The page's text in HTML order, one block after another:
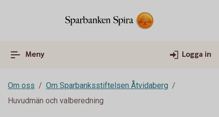
Meny Logga in
Om oss
Om Sparbanksstiftelsen Åtvidaberg
Huvudmän och valberedning